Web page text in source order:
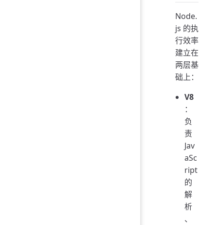
Node.
js 的执
行效率
建立在
两层基
础上：
V8
：
负
责
Jav
aSc
ript
的
解
析
、